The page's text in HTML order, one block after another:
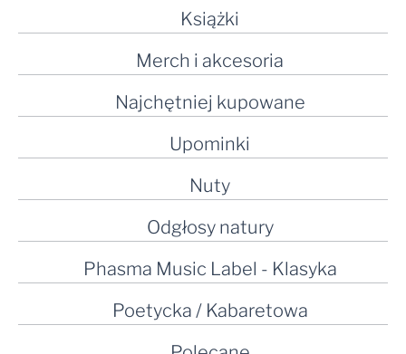
Książki
Merch i akcesoria
Najchętniej kupowane
Upominki
Nuty
Odgłosy natury
Phasma Music Label - Klasyka
Poetycka / Kabaretowa